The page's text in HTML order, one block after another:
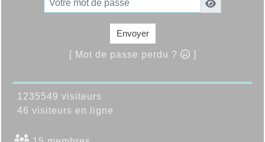
Envoyer
[ Mot de passe perdu ? ]
1235549 visiteurs
46 visiteurs en ligne